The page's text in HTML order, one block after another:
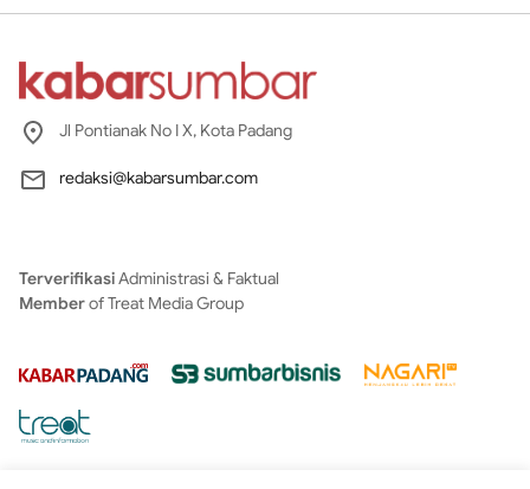
Jl Pontianak No I X, Kota Padang
redaksi@kabarsumbar.com
TerverifikasiAdministrasi & Faktual
Memberof Treat Media Group